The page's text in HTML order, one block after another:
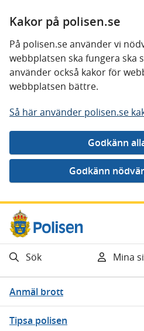
Kakor på polisen.se
På polisen.se använder vi
webbplatsen ska fungera ska
använder också kakor för
webbplatsen bättre.
Så här använder polisen.se
Gå direkt till innehåll
Sök Mina
Anmäl brott
Tipsa polisen